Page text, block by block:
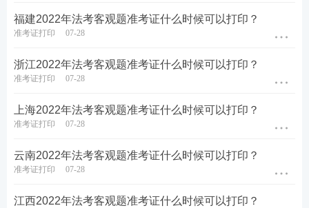
福建2022年法考客观题准考证什么时候可以打印？
准考证打印 07-28
浙江2022年法考客观题准考证什么时候可以打印？
准考证打印 07-28
上海2022年法考客观题准考证什么时候可以打印？
准考证打印 07-28
云南2022年法考客观题准考证什么时候可以打印？
准考证打印 07-28
江西2022年法考客观题准考证什么时候可以打印？